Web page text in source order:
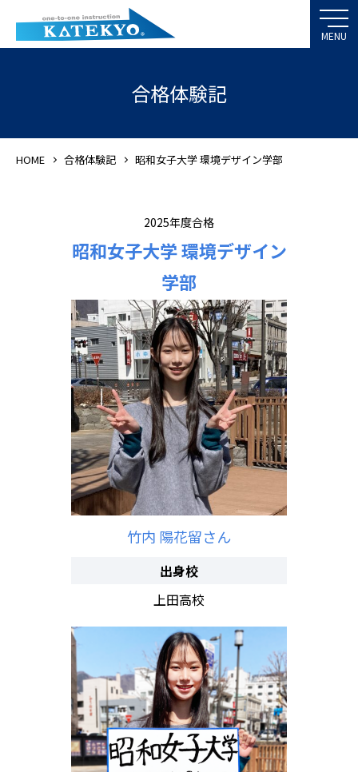
合格体験記
HOME 合格体験記 昭和女子大学 環境デザイン学部
2025年度合格
昭和女子大学 環境デザイン
学部
竹内 陽花留さん
出身校
上田高校